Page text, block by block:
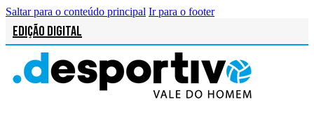
Saltar para o conteúdo principal Ir para o footer
Edição Digital